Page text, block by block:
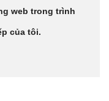
web trong trình
của tôi.